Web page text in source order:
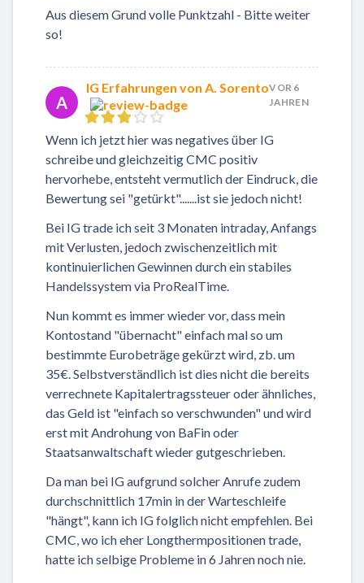
Aus diesem Grund volle Punktzahl - Bitte weiter
so!
A
IG Erfahrungen von A. SorentoVOR 6
JAHREN
Wenn ich jetzt hier was negatives über IG
schreibe und gleichzeitig CMC positiv
hervorhebe, entsteht vermutlich der Eindruck, die
Bewertung sei "getürkt".......ist sie jedoch nicht!
Bei IG trade ich seit 3 Monaten intraday, Anfangs
mit Verlusten, jedoch zwischenzeitlich mit
kontinuierlichen Gewinnen durch ein stabiles
Handelssystem via ProRealTime.
Nun kommt es immer wieder vor, dass mein
Kontostand "übernacht" einfach mal so um
bestimmte Eurobeträge gekürzt wird, zb. um
35€. Selbstverständlich ist dies nicht die bereits
verrechnete Kapitalertragssteuer oder ähnliches,
das Geld ist "einfach so verschwunden" und wird
erst mit Androhung von BaFin oder
Staatsanwaltschaft wieder gutgeschrieben.
Da man bei IG aufgrund solcher Anrufe zudem
durchschnittlich 17min in der Warteschleife
"hängt", kann ich IG folglich nicht empfehlen. Bei
CMC, wo ich eher Longthermpositionen trade,
hatte ich selbige Probleme in 6 Jahren noch nie.